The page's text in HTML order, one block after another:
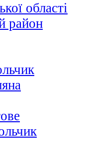
області
район